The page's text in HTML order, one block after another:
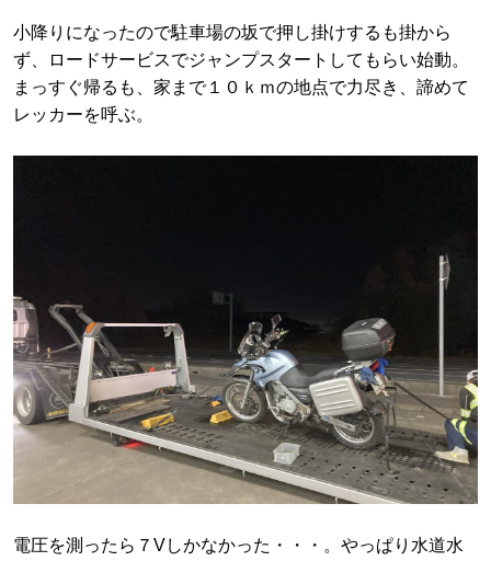
小降りになったので駐車場の坂で押し掛けするも掛から
ず、ロードサービスでジャンプスタートしてもらい始動。
まっすぐ帰るも、家まで１０ｋｍの地点で力尽き、諦めて
レッカーを呼ぶ。
電圧を測ったら７Vしかなかった・・・。やっぱり水道水